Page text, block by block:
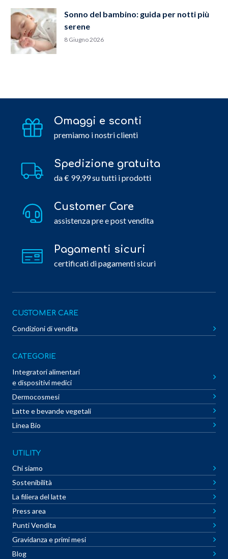
Sonno del bambino: guida per notti più
serene
8 Giugno 2026
Omaggi e sconti
premiamo i nostri clienti
Spedizione gratuita
da € 99,99 su tutti i prodotti
Customer Care
assistenza pre e post vendita
Pagamenti sicuri
certificati di pagamenti sicuri
CUSTOMER CARE
Condizioni di vendita
CATEGORIE
Integratori alimentari
e dispositivi medici
Dermocosmesi
Latte e bevande vegetali
Linea Bio
UTILITY
Chi siamo
Sostenibilità
La filiera del latte
Press area
Punti Vendita
Gravidanza e primi mesi
Blog